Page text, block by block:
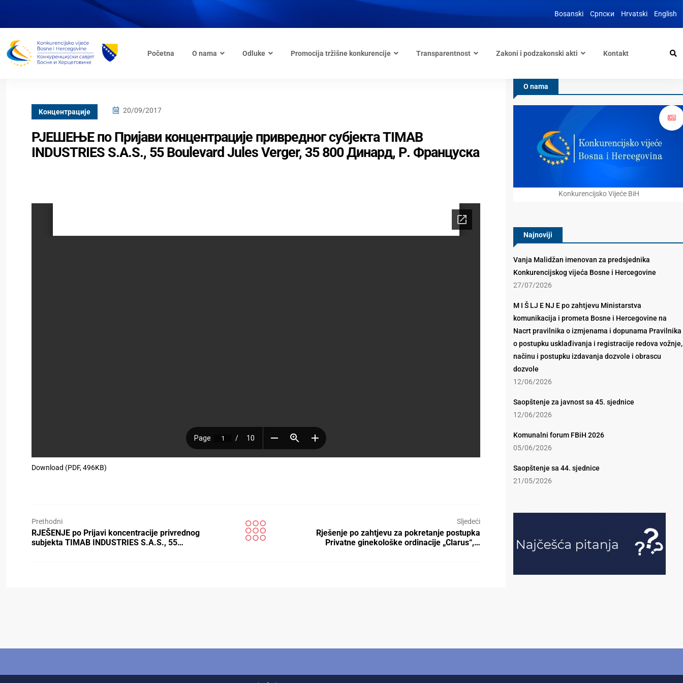
Bosanski Српски Hrvatski English
Početna O nama Odluke Promocija tržišne konkurencije Transparentnost Zakoni i podzakonski akti Kontakt
Kонцентрације 20/09/2017
РЈЕШЕЊЕ по Пријави концентрације привредног субјекта TIMAB
INDUSTRIES S.A.S., 55 Boulevard Jules Verger, 35 800 Динард, Р. Француска
Download (PDF, 496KB)
Prethodni
RJEŠENJE po Prijavi koncentracije privrednog
subjekta TIMAB INDUSTRIES S.A.S., 55…
Sljedeći
Rješenje pо zahtjevu za pokretanje postupka
Privatne ginekološke ordinacije „Clarus“,…
O nama
Konkurencijsko Vijeće BiH
Najnoviji
Vanja Malidžan imenovan za predsjednika
Konkurencijskog vijeća Bosne i Hercegovine
27/07/2026
M I Š LJ E NJ E po zahtjevu Ministarstva
komunikacija i prometa Bosne i Hercegovine na
Nacrt pravilnika o izmjenama i dopunama Pravilnika
o postupku usklađivanja i registracije redova vožnje,
načinu i postupku izdavanja dozvole i obrascu
dozvole
12/06/2026
Saopštenje za javnost sa 45. sjednice
12/06/2026
Komunalni forum FBiH 2026
05/06/2026
Saopštenje sa 44. sjednice
21/05/2026